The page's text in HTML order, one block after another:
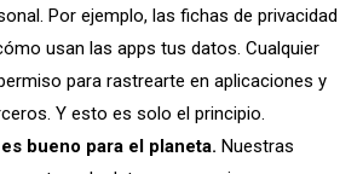
Por ejemplo, las fichas de privacidad
usan las apps tus datos. Cualquier
para rastrearte en aplicaciones y
Y esto es solo el principio.
bueno para el planeta. Nuestras